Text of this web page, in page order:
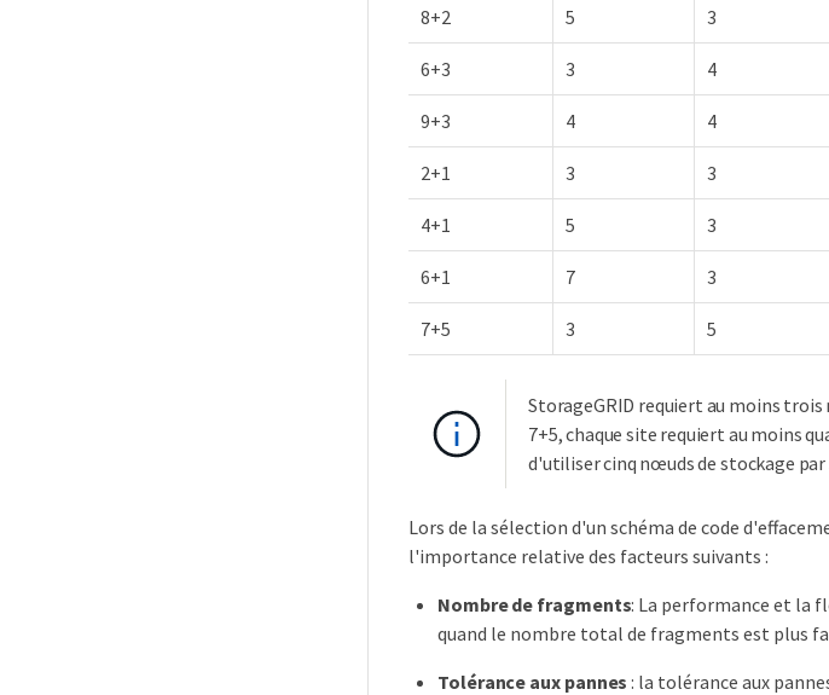
8+2 5 3
6+3 3 4
9+3 4 4
2+1 3 3
4+1 5 3
6+1 7 3
7+5 3 5
StorageGRID requiert au moins
7+5, chaque site requiert au moins
d'utiliser cinq nœuds de stockage par
Lors de la sélection d'un schéma de code
l'importance relative des facteurs suivants :
Nombre de fragments: La performance et la
quand le nombre total de fragments est plus
Tolérance aux pannes : la tolérance aux